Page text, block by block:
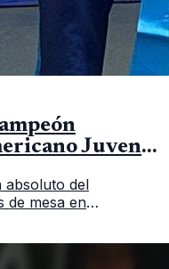
Juvenil
absoluto del
de mesa en